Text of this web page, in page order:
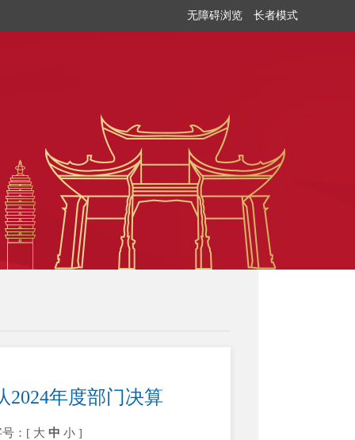
无障碍浏览 长者模式
2024年度部门决算
号：[ 大 中 小 ]